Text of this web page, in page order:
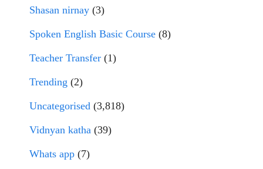
Shasan nirnay (3)
Spoken English Basic Course (8)
Teacher Transfer (1)
Trending (2)
Uncategorised (3,818)
Vidnyan katha (39)
Whats app (7)